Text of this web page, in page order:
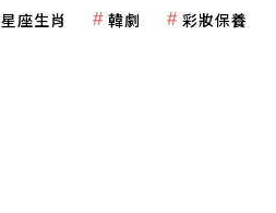
星座生肖 韓劇 彩妝保養